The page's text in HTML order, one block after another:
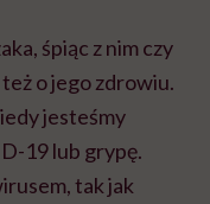
śpiąc z nim czy
o jego zdrowiu.
jesteśmy
-19 lub grypę.
tak jak